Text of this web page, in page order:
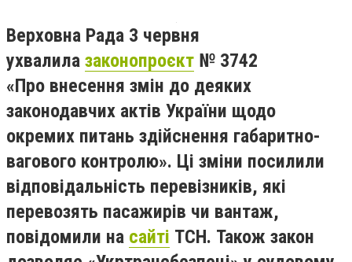
Верховна Рада 3 червня
ухвалила законопроєкт № 3742
«Про внесення змін до деяких
законодавчих актів України щодо
окремих питань здійснення габаритно-
вагового контролю». Ці зміни посилили
відповідальність перевізників, які
перевозять пасажирів чи вантаж,
повідомили на сайті ТСН. Також закон